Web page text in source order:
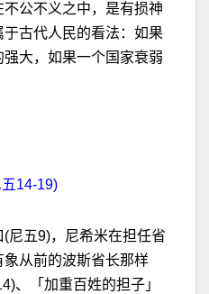
公不义之中，是有损神
古代人民的看法：如果
大，如果一个国家衰弱
14-19)
尼五9)，尼希米在担任省
从前的波斯省长那样
、「加重百姓的担子」